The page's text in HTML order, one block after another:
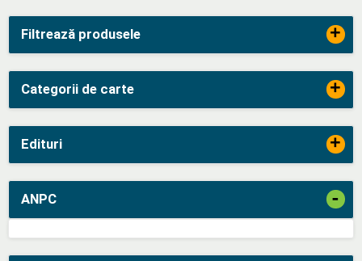
Filtrează produsele +
Categorii de carte +
Edituri +
ANPC -